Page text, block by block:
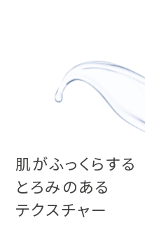
肌がふっくらする
とろみのある
テクスチャー